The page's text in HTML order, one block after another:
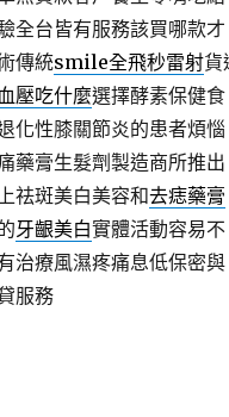
全台皆有服務該買哪款才
傳統smile全飛秒雷射貨
壓吃什麼選擇酵素保健食
化性膝關節炎的患者煩惱
藥膏生髮劑製造商所推出
祛斑美白美容和去痣藥膏
牙齦美白實體活動容易不
治療風濕疼痛息低保密與
服務